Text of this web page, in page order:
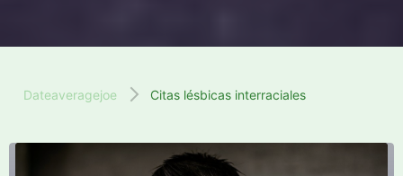
Dateaveragejoe Citas lésbicas interraciales